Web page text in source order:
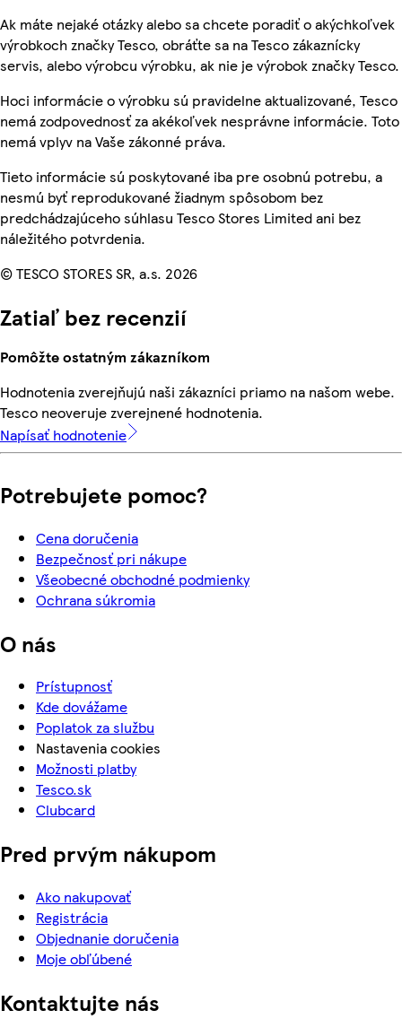
Ak máte nejaké otázky alebo sa chcete poradiť o akýchkoľvek
výrobkoch značky Tesco, obráťte sa na Tesco zákaznícky
servis, alebo výrobcu výrobku, ak nie je výrobok značky Tesco.
Hoci informácie o výrobku sú pravidelne aktualizované, Tesco
nemá zodpovednosť za akékoľvek nesprávne informácie. Toto
nemá vplyv na Vaše zákonné práva.
Tieto informácie sú poskytované iba pre osobnú potrebu, a
nesmú byť reprodukované žiadnym spôsobom bez
predchádzajúceho súhlasu Tesco Stores Limited ani bez
náležitého potvrdenia.
© TESCO STORES SR, a.s. 2026
Zatiaľ bez recenzií
Pomôžte ostatným zákazníkom
Hodnotenia zverejňujú naši zákazníci priamo na našom webe.
Tesco neoveruje zverejnené hodnotenia.
Napísať hodnotenie
Potrebujete pomoc?
Cena doručenia
Bezpečnosť pri nákupe
Všeobecné obchodné podmienky
Ochrana súkromia
O nás
Prístupnosť
Kde dovážame
Poplatok za službu
Nastavenia cookies
Možnosti platby
Tesco.sk
Clubcard
Pred prvým nákupom
Ako nakupovať
Registrácia
Objednanie doručenia
Moje obľúbené
Kontaktujte nás